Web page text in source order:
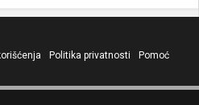
Politika privatnosti
Pomoć